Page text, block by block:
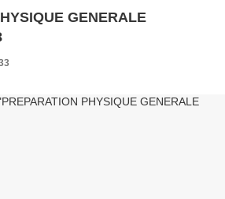
GENERALE